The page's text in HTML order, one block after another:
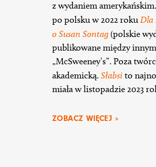
z wydaniem
po polsku w 2022 rokuDla
o Susan Sontag(polskie
publikowane między
„McSweeney’s”. Poza
akademicką. Słabsito
miała w listopadzie 2023
ZOBACZ WIĘCEJ »